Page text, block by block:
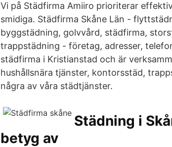
Vi på Städfirma Amiiro prioriterar
smidiga. Städfirma Skåne Län -
byggstädning, golvvård, städfirma,
trappstädning - företag, adresser,
städfirma i Kristianstad och är
hushållsnära tjänster, kontorsstäd,
några av våra städtjänster.
Städning i
betyg av